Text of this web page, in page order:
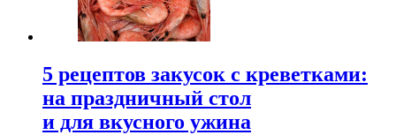
5 рецептов закусок с креветками:
на праздничный стол
и для вкусного ужина